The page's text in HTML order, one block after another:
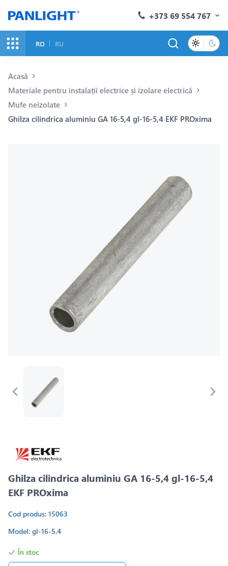
+373 69 554 767
RO RU
Acasă
Materiale pentru instalații electrice și izolare electrică
Mufe neizolate
Ghilza cilindrica aluminiu GA 16-5,4 gl-16-5,4 EKF PROxima
Ghilza cilindrica aluminiu GA 16-5,4 gl-16-5,4
EKF PROxima
Cod produs: 15063
Model: gl-16-5,4
În stoc